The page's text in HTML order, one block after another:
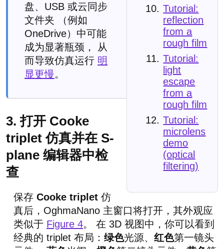
Tutorial:
reflection
from a
rough film
Tutorial:
light
escape
from a
rough film
Tutorial:
microlens
demo
(optical
filtering)
盘、USB 或云同步
文件夹 （例如
OneDrive）中可能
成为显著瓶颈， 从
而导致仿真运行 明
显更慢。
3. 打开 Cooke
triplet 仿真并在 S-
plane 编辑器中检
查
保存 Cooke triplet 仿
真后，OghmaNano 主窗口将打开，其外观应
类似于 Figure 4。 在 3D 视图中，你可以看到
经典的 triplet 布局： 绿色光源、 红色第一镜头